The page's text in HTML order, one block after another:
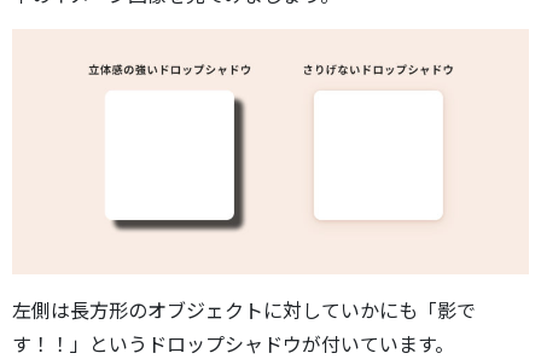
左側は長方形のオブジェクトに対していかにも「影で
す！！」というドロップシャドウが付いています。